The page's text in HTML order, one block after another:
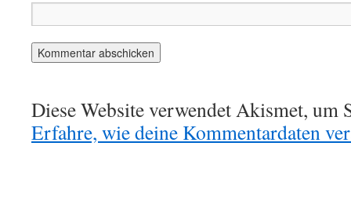
Diese Website verwendet Akismet, um
Erfahre, wie deine Kommentardaten